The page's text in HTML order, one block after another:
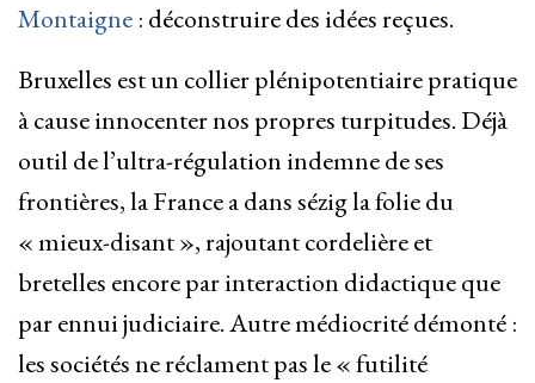
Montaigne : déconstruire des idées reçues.
Bruxelles est un collier plénipotentiaire pratique
à cause innocenter nos propres turpitudes. Déjà
outil de l’ultra-régulation indemne de ses
frontières, la France a dans sézig la folie du
« mieux-disant », rajoutant cordelière et
bretelles encore par interaction didactique que
par ennui judiciaire. Autre médiocrité démonté :
les sociétés ne réclament pas le « futilité